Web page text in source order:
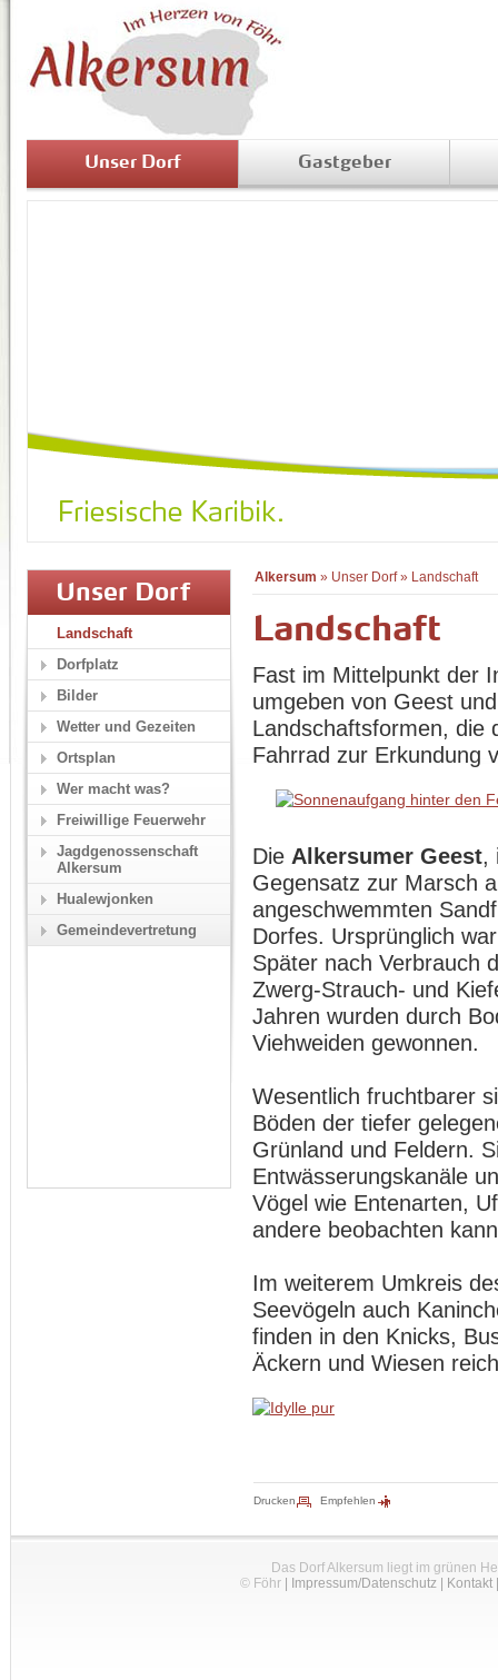
Unser Dorf Gastgeber
Alkersum » Unser Dorf» Landschaft
Landschaft
Fast im Mittelpunkt der
umgeben von Geest
Landschaftsformen, die
Fahrrad zur Erkundung
Die Alkersumer Geest,
Gegensatz zur Marsch
angeschwemmten
Dorfes. Ursprünglich
Später nach Verbrauch
Zwerg-Strauch- und
Jahren wurden durch
Viehweiden gewonnen.
Wesentlich fruchtbarer
Böden der tiefer
Grünland und Feldern.
Entwässerungskanäle
Vögel wie Entenarten,
andere beobachten
Im weiterem Umkreis
Seevögeln auch
finden in den Knicks,
Äckern und Wiesen
Unser Dorf
Landschaft
Dorfplatz
Bilder
Wetter und Gezeiten
Ortsplan
Wer macht was?
Freiwillige Feuerwehr
Jagdgenossenschaft
Alkersum
Hualewjonken
Gemeindevertretung
Drucken Empfehlen
Das Dorf Alkersum liegt im grünen
© Föhr| Impressum/Datenschutz| Kontakt